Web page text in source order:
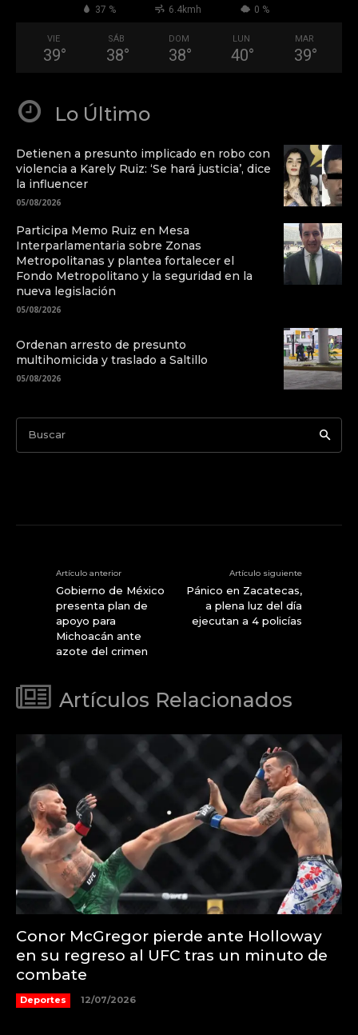
37 % 6.4kmh 0 %
VIE
39°
SÁB
38°
DOM
38°
LUN
40°
MAR
39°
Lo Último
Detienen a presunto implicado en robo con
violencia a Karely Ruiz: ‘Se hará justicia’, dice
la influencer
05/08/2026
Participa Memo Ruiz en Mesa
Interparlamentaria sobre Zonas
Metropolitanas y plantea fortalecer el
Fondo Metropolitano y la seguridad en la
nueva legislación
05/08/2026
Ordenan arresto de presunto
multihomicida y traslado a Saltillo
05/08/2026
Buscar
Artículo anterior
Gobierno de México
presenta plan de
apoyo para
Michoacán ante
azote del crimen
Artículo siguiente
Pánico en Zacatecas,
a plena luz del día
ejecutan a 4 policías
Artículos Relacionados
Conor McGregor pierde ante Holloway
en su regreso al UFC tras un minuto de
combate
Deportes 12/07/2026